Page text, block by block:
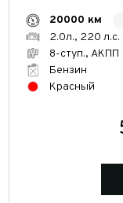
Очистить
20000 км
2.0л., 220 л.с.
8-ступ., АКПП
Бензин
Красный